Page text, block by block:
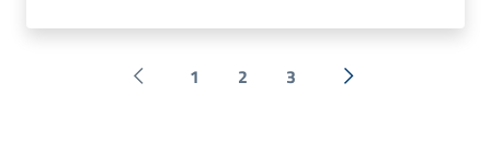
Pagina precedente
1 2 3 Successiva »